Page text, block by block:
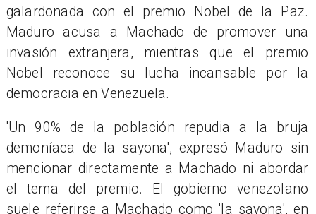
galardonada con el premio Nobel de la Paz.
Maduro acusa a Machado de promover una
invasión extranjera, mientras que el premio
Nobel reconoce su lucha incansable por la
democracia en Venezuela.
'Un 90% de la población repudia a la bruja
demoníaca de la sayona', expresó Maduro sin
mencionar directamente a Machado ni abordar
el tema del premio. El gobierno venezolano
suele referirse a Machado como 'la sayona', en